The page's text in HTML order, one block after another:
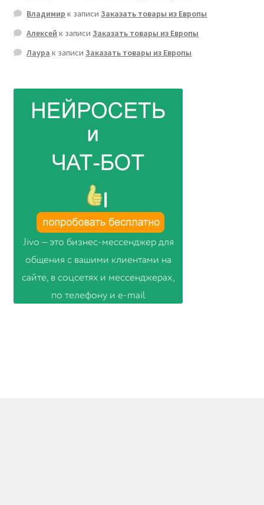
Владимир к записиЗаказать товары из Европы
Алексей к записиЗаказать товары из Европы
Лаура к записиЗаказать товары из Европы